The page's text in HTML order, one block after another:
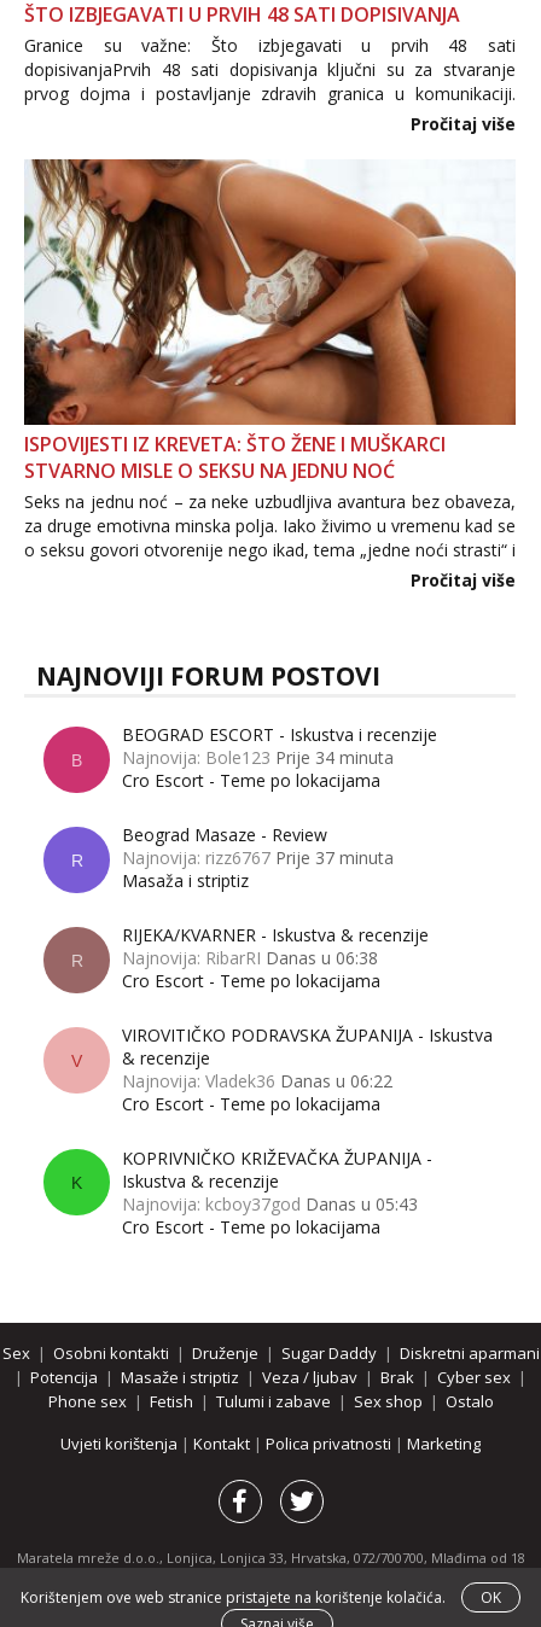
ŠTO IZBJEGAVATI U PRVIH 48 SATI DOPISIVANJA
Granice su važne: Što izbjegavati u prvih 48 sati
dopisivanjaPrvih 48 sati dopisivanja ključni su za stvaranje
prvog dojma i postavljanje zdravih granica u komunikaciji.
Važno je izbjeći prebrzo otkrivanje osobnih ili intimnih
informacija, jer nepoznata osoba još nije zaslužila to
povjerenje. Takođe...
Pročitaj više
ISPOVIJESTI IZ KREVETA: ŠTO ŽENE I MUŠKARCI
STVARNO MISLE O SEKSU NA JEDNU NOĆ
Seks na jednu noć – za neke uzbudljiva avantura bez obaveza,
za druge emotivna minska polja. Iako živimo u vremenu kad se
o seksu govori otvorenije nego ikad, tema „jedne noći strasti“ i
dalje izaziva burne rasprave. Što zapravo misle žene, a što
Pročitaj više
NAJNOVIJI FORUM POSTOVI
B
BEOGRAD ESCORT - Iskustva i recenzije
Najnovija: Bole123 Prije 34 minuta
Cro Escort - Teme po lokacijama
R
Beograd Masaze - Review
Najnovija: rizz6767 Prije 37 minuta
Masaža i striptiz
R
RIJEKA/KVARNER - Iskustva & recenzije
Najnovija: RibarRI Danas u 06:38
Cro Escort - Teme po lokacijama
V
VIROVITIČKO PODRAVSKA ŽUPANIJA - Iskustva
& recenzije
Najnovija: Vladek36 Danas u 06:22
Cro Escort - Teme po lokacijama
K
KOPRIVNIČKO KRIŽEVAČKA ŽUPANIJA -
Iskustva & recenzije
Najnovija: kcboy37god Danas u 05:43
Cro Escort - Teme po lokacijama
Sex| Osobni kontakti | Druženje | Sugar Daddy| Diskretni aparmani
| Potencija | Masaže i striptiz | Veza / ljubav | Brak | Cyber sex |
Phone sex| Fetish | Tulumi i zabave | Sex shop | Ostalo
Uvjeti korištenja | Kontakt | Polica privatnosti | Marketing
Maratela mreže d.o.o., Lonjica, Lonjica 33, Hrvatska, 072/700700, Mlađima od 18
Partnerski portali:osobnikontakti.com|hotline.hr|ThePornDude.com
Korištenjem ove web stranice pristajete na korištenje kolačića.
OK